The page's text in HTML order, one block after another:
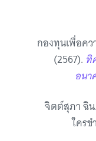
กองทุนเพื่อค
(2567). ทิ
อนา
จิตต์สุภา ฉิน
ใครข